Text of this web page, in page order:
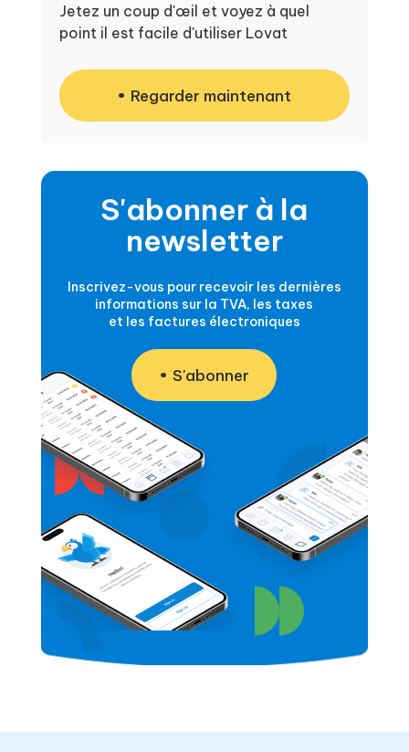
Jetez un coup d'œil et voyez à quel
point il est facile d'utiliser Lovat
Regarder maintenant
S'abonner à la
newsletter
Inscrivez-vous pour recevoir les dernières
informations sur la TVA, les taxes
et les factures électroniques
S'abonner